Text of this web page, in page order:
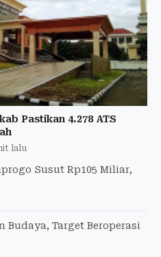
Pastikan 4.278 ATS
lalu
Susut Rp105 Miliar,
Budaya, Target Beroperasi